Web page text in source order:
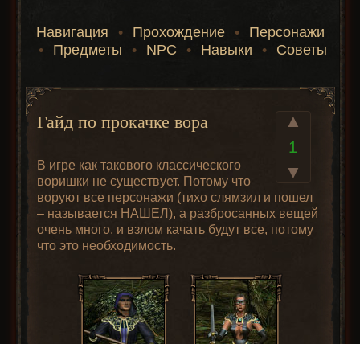
Навигация • Прохождение •
Персонажи
•
Предметы • NPC • Навыки • Советы
▲
1
▼
Гайд по прокачке вора
В игре как такового классического
воришки не существует. Потому что
воруют все персонажи (тихо слямзил и пошел
– называется НАШЕЛ), а разбросанных вещей
очень много, и взлом качать будут все, потому
что это необходимость.